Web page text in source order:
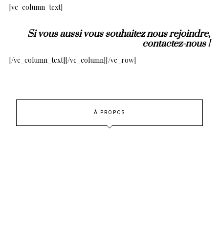
[vc_column_text]
Si vous aussi vous souhaitez nous rejoindre,
contactez-nous!
[/vc_column_text][/vc_column][/vc_row]
À PROPOS